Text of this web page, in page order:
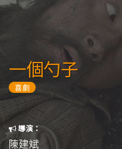
驚慄
科幻
寫實紀錄
歌舞
運動
短片
一個勺子
喜劇
導演：
陳建斌